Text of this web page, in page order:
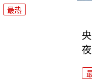
最热